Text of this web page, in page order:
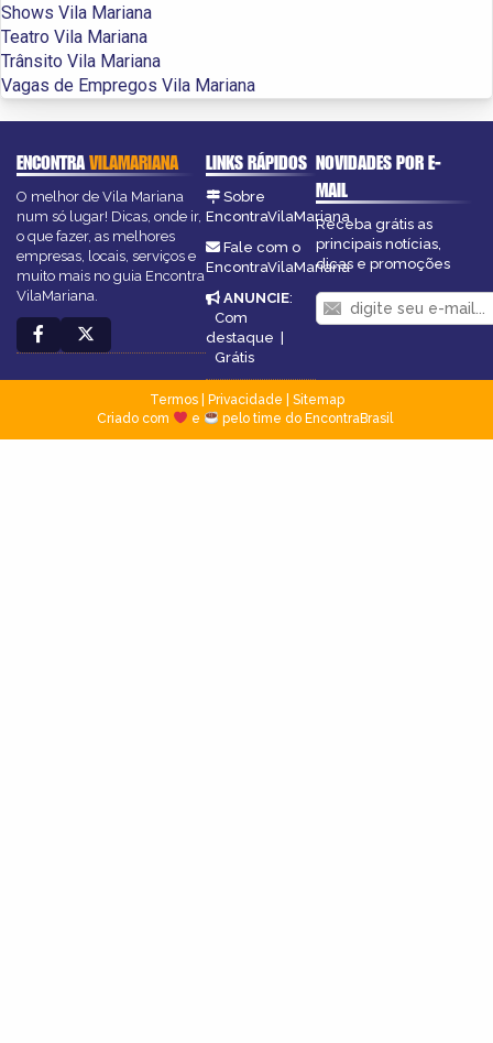
Shows Vila Mariana
Teatro Vila Mariana
Trânsito Vila Mariana
Vagas de Empregos Vila Mariana
ENCONTRAVILAMARIANA
O melhor de Vila Mariana
num só lugar! Dicas, onde ir,
o que fazer, as melhores
empresas, locais, serviços e
muito mais no guia Encontra
VilaMariana.
LINKS RÁPIDOS
Sobre
EncontraVilaMariana
Fale com o
EncontraVilaMariana
ANUNCIE:
Com
destaque |
Grátis
NOVIDADES POR E-
MAIL
Receba grátis as
principais notícias,
dicas e promoções
Termos| Privacidade
Sitemap
Criado com
e pelo time do EncontraBrasil